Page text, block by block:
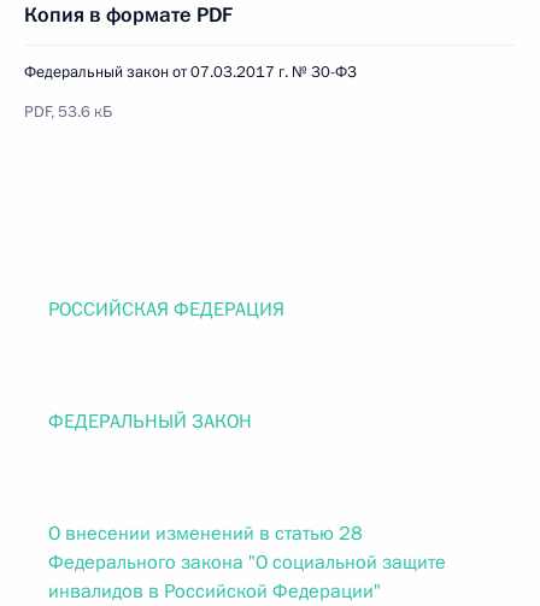
Копия в формате PDF
Федеральный закон от 07.03.2017 г. № 30-ФЗ
PDF, 53.6 кБ
РОССИЙСКАЯ ФЕДЕРАЦИЯ
ФЕДЕРАЛЬНЫЙ ЗАКОН
О внесении изменений в статью 28
Федерального закона "О социальной защите
инвалидов в Российской Федерации"